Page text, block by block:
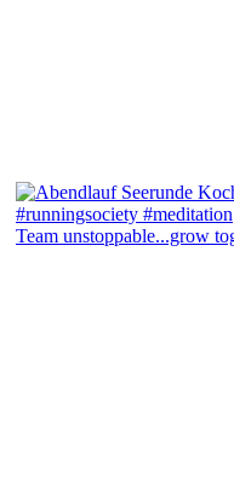
Team unstoppable...grow